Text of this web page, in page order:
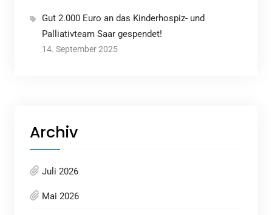
Gut 2.000 Euro an das Kinderhospiz- und
Palliativteam Saar gespendet!
14. September 2025
Archiv
Juli 2026
Mai 2026